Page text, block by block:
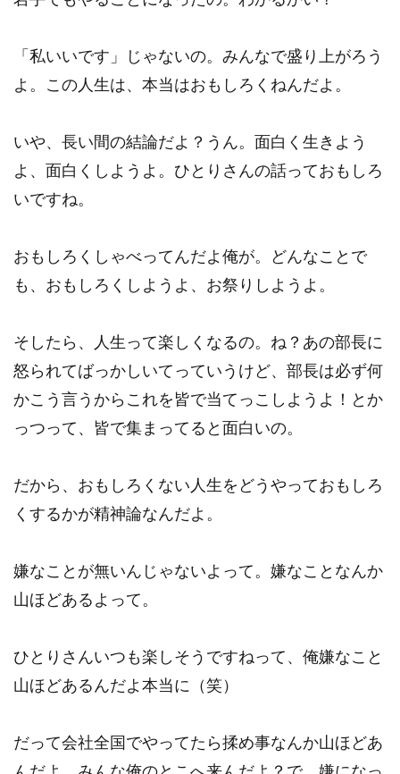
「私いいです」じゃないの。みんなで盛り上がろう
よ。この人生は、本当はおもしろくねんだよ。
いや、長い間の結論だよ？うん。面白く生きよう
よ、面白くしようよ。ひとりさんの話っておもしろ
いですね。
おもしろくしゃべってんだよ俺が。どんなことで
も、おもしろくしようよ、お祭りしようよ。
そしたら、人生って楽しくなるの。ね？あの部長に
怒られてばっかしいてっていうけど、部長は必ず何
かこう言うからこれを皆で当てっこしようよ！とか
っつって、皆で集まってると面白いの。
だから、おもしろくない人生をどうやっておもしろ
くするかが精神論なんだよ。
嫌なことが無いんじゃないよって。嫌なことなんか
山ほどあるよって。
ひとりさんいつも楽しそうですねって、俺嫌なこと
山ほどあるんだよ本当に（笑）
だって会社全国でやってたら揉め事なんか山ほどあ